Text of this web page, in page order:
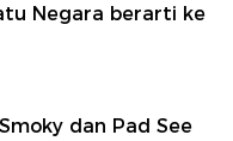
Negara berarti ke
dan Pad See